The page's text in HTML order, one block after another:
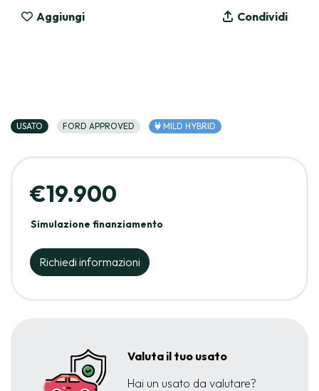
Aggiungi Condividi
USATO FORD APPROVED MILD HYBRID
€19.900
Simulazione finanziamento
Richiedi informazioni
Valuta il tuo usato
Hai un usato da valutare?